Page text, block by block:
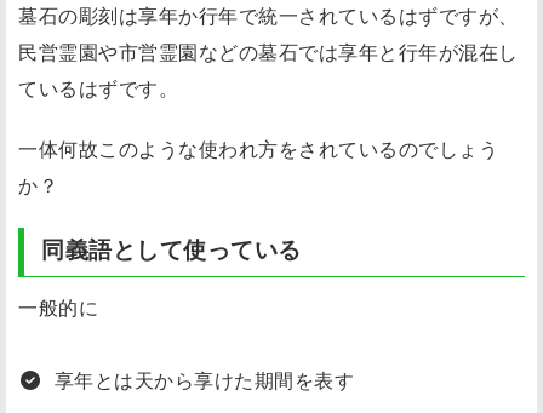
墓石の彫刻は享年か行年で統一されているはずですが、
民営霊園や市営霊園などの墓石では享年と行年が混在し
ているはずです。
一体何故このような使われ方をされているのでしょう
か？
同義語として使っている
一般的に
享年とは天から享けた期間を表す